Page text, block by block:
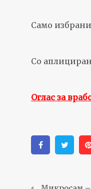
Само
Со
Оглас за
Facebook